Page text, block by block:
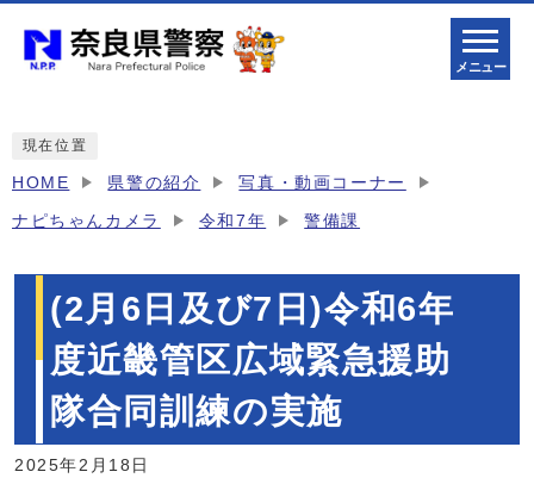
メニュー
現在位置
HOME 県警の紹介 写真・動画コーナー
ナピちゃんカメラ 令和7年 警備課
(2月6日及び7日)令和6年
度近畿管区広域緊急援助
隊合同訓練の実施
2025年2月18日